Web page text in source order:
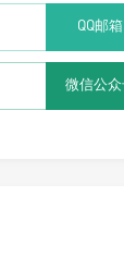
QQ邮箱
微信公